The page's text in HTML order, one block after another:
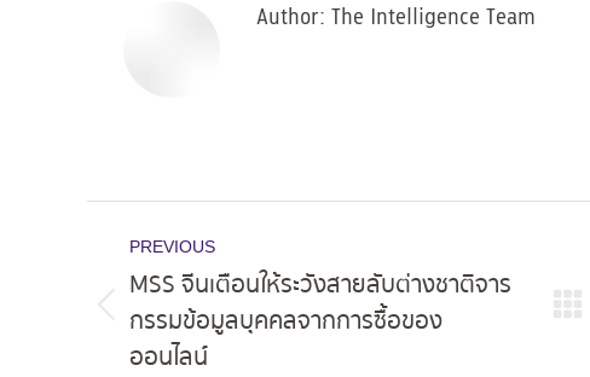
Author: The Intelligence Team
navigation
PREVIOUS
Previous
post:
MSS จีนเตือนให้ระวังสายลับต่างชาติจาร
กรรมข้อมูลบุคคลจากการซื้อของ
ออนไลน์